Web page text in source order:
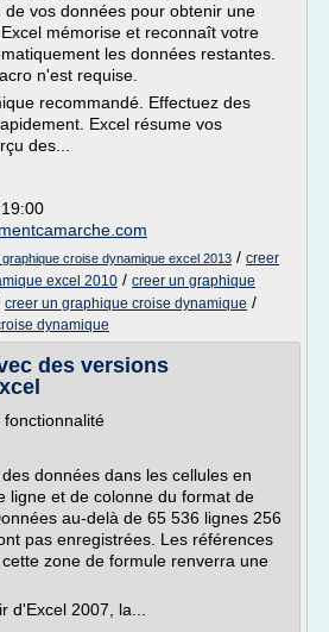
vos données pour obtenir une
mémorise et reconnaît votre
les données restantes.
n'est requise.
recommandé. Effectuez des
Excel résume vos
des...
croise dynamique excel 2013 / creer
excel 2010 / creer un graphique
creer un graphique croise dynamique /
dynamique
des versions
fonctionnalité
données dans les cellules en
ligne et de colonne du format de
au-delà de 65 536 lignes 256
pas enregistrées. Les références
zone de formule renverra une
2007, la...